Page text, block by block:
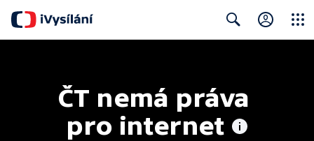
ČT nemá práva
pro internet